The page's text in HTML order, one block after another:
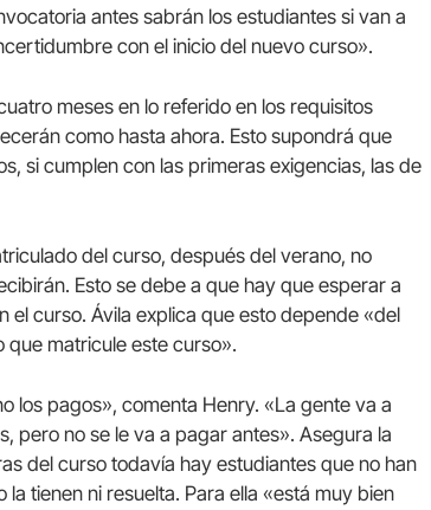
antes sabrán los estudiantes si van a
con el inicio del nuevo curso».
meses en lo referido en los requisitos
como hasta ahora. Esto supondrá que
si cumplen con las primeras exigencias, las de
del curso, después del verano, no
Esto se debe a que hay que esperar a
el curso. Ávila explica que esto depende «del
matricule este curso».
los pagos», comenta Henry. «La gente va a
pero no se le va a pagar antes». Asegura la
del curso todavía hay estudiantes que no han
tienen ni resuelta. Para ella «está muy bien